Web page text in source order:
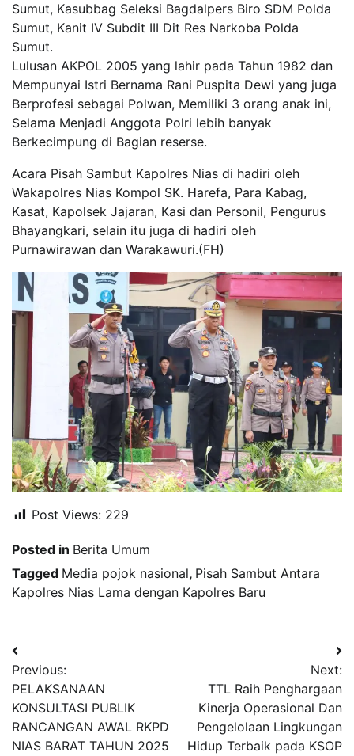
Sumut, Kasubbag Seleksi Bagdalpers Biro SDM Polda
Sumut, Kanit IV Subdit III Dit Res Narkoba Polda
Sumut.
Lulusan AKPOL 2005 yang lahir pada Tahun 1982 dan
Mempunyai Istri Bernama Rani Puspita Dewi yang juga
Berprofesi sebagai Polwan, Memiliki 3 orang anak ini,
Selama Menjadi Anggota Polri lebih banyak
Berkecimpung di Bagian reserse.
Acara Pisah Sambut Kapolres Nias di hadiri oleh
Wakapolres Nias Kompol SK. Harefa, Para Kabag,
Kasat, Kapolsek Jajaran, Kasi dan Personil, Pengurus
Bhayangkari, selain itu juga di hadiri oleh
Purnawirawan dan Warakawuri.(FH)
Post Views: 229
Posted in Berita Umum
Tagged Media pojok nasional, Pisah Sambut Antara
Kapolres Nias Lama dengan Kapolres Baru
Navigasi
pos
Previous:
PELAKSANAAN
KONSULTASI PUBLIK
RANCANGAN AWAL RKPD
NIAS BARAT TAHUN 2025
Next:
TTL Raih Penghargaan
Kinerja Operasional Dan
Pengelolaan Lingkungan
Hidup Terbaik pada KSOP